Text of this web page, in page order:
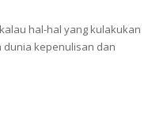
hal-hal yang kulakukan
kepenulisan dan